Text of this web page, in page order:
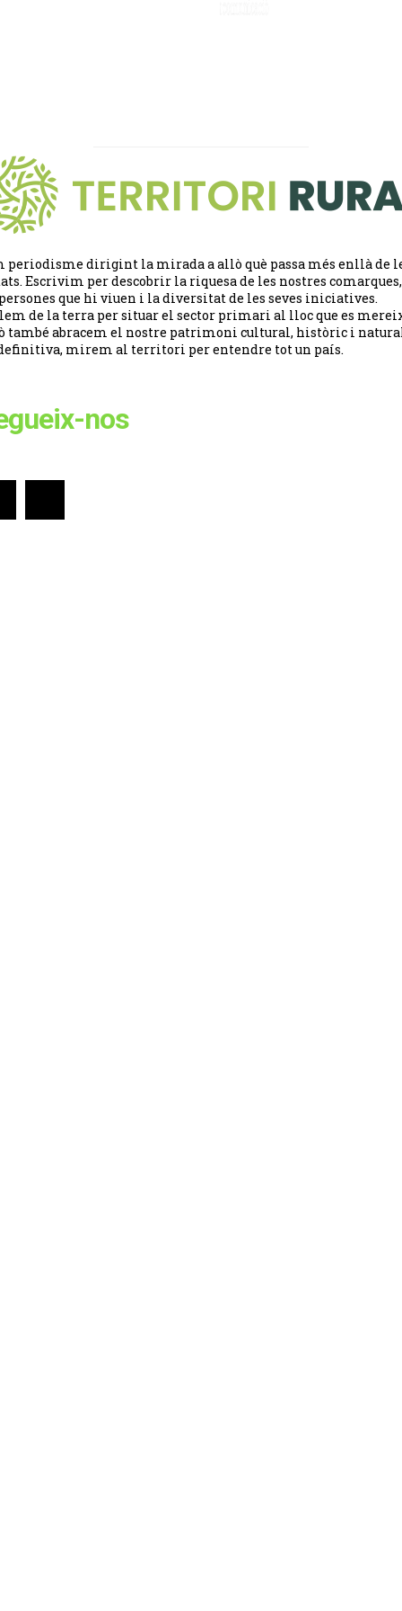
periodisme dirigint la mirada a allò què passa més enllà de
Escrivim per descobrir la riquesa de les nostres
que hi viuen i la diversitat de les seves iniciatives.
de la terra per situar el sector primari al lloc que es
també abracem el nostre patrimoni cultural, històric i
mirem al territori per entendre tot un país.
nos